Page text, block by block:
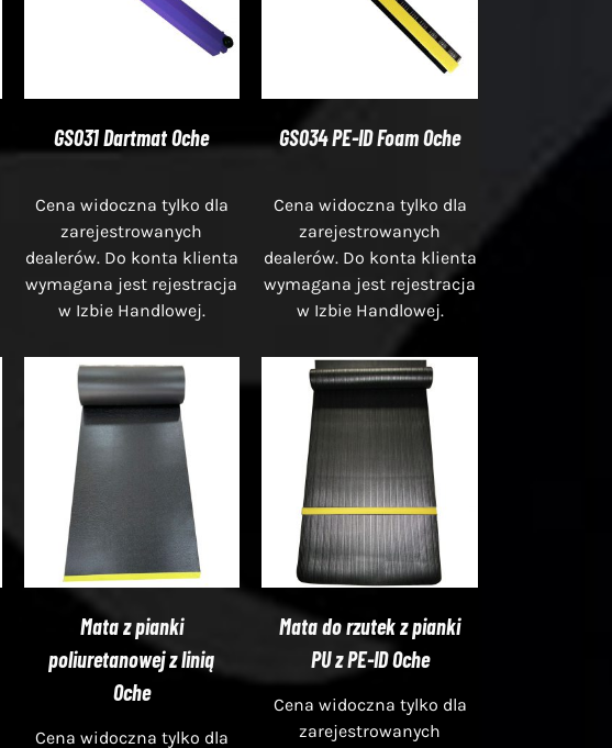
GS031 Dartmat Oche
Cena widoczna tylko dla
zarejestrowanych
dealerów. Do konta klienta
wymagana jest rejestracja
w Izbie Handlowej.
GS034 PE-ID Foam Oche
Cena widoczna tylko dla
zarejestrowanych
dealerów. Do konta klienta
wymagana jest rejestracja
w Izbie Handlowej.
Mata z pianki
poliuretanowej z linią
Oche
Cena widoczna tylko dla
Mata do rzutek z pianki
PU z PE-ID Oche
Cena widoczna tylko dla
zarejestrowanych